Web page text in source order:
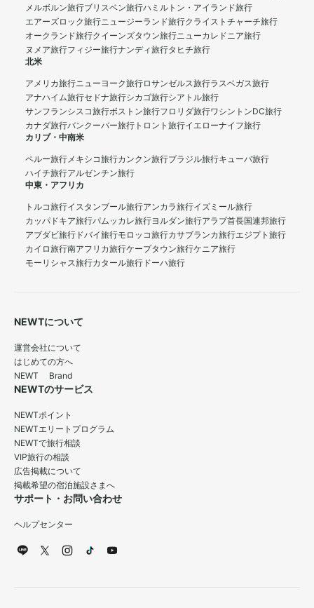
メルボルン旅行ブリスベン旅行ハミルトン・アイランド旅行
エアーズロック旅行ニュージーランド旅行クライストチャーチ旅行
オークランド旅行クイーンズタウン旅行ニューカレドニア旅行
ヌメア旅行フィジー旅行ナンディ旅行タヒチ旅行
北米
アメリカ旅行ニューヨーク旅行ロサンゼルス旅行ラスベガス旅行
アナハイム旅行セドナ旅行シカゴ旅行シアトル旅行
サンフランシスコ旅行ボストン旅行フロリダ旅行ワシントンDC旅行
カナダ旅行バンクーバー旅行 トロント旅行イエローナイフ旅行
カリブ・中南米
ペルー旅行メキシコ旅行カンクン旅行ブラジル旅行キューバ旅行
ハイチ旅行アルゼンチン旅行
中東・アフリカ
トルコ旅行イスタンブール旅行アンカラ旅行イズミール旅行
カッパドキア旅行パムッカレ旅行ヨルダン旅行アラブ首長国連邦旅行
アブダビ旅行 ドバイ旅行モロッコ旅行カサブランカ旅行エジプト旅行
カイロ旅行南アフリカ旅行ケープタウン旅行ケニア旅行
モーリシャス旅行カタール旅行 ドーハ旅行
NEWTについて
運営会社について
はじめての方へ
NEWT Brand
NEWTのサービス
NEWTポイント
NEWTエリートプログラム
NEWTで旅行相談
VIP旅行の相談
広告掲載について
掲載希望の宿泊施設さまへ
サポート・お問い合わせ
ヘルプセンター